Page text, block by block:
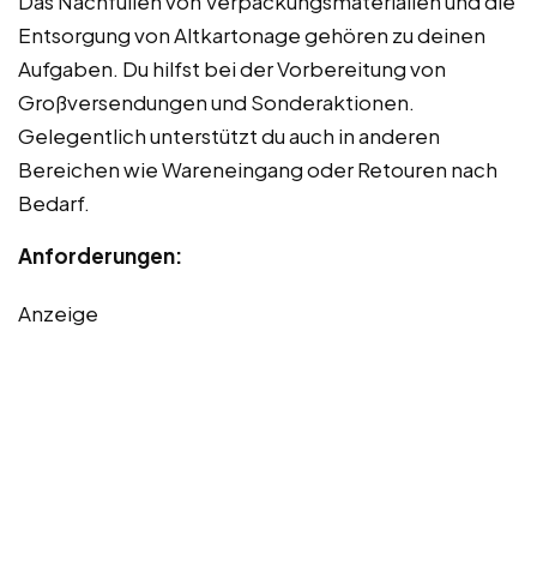
Entsorgung von Altkartonage gehören zu deinen
Aufgaben. Du hilfst bei der Vorbereitung von
Großversendungen und Sonderaktionen.
Gelegentlich unterstützt du auch in anderen
Bereichen wie Wareneingang oder Retouren nach
Bedarf.
Anforderungen:
Anzeige